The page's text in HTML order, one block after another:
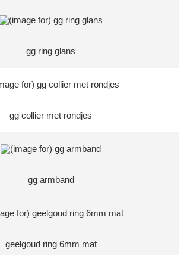
gg ring glans
gg collier met rondjes
gg armband
geelgoud ring 6mm mat